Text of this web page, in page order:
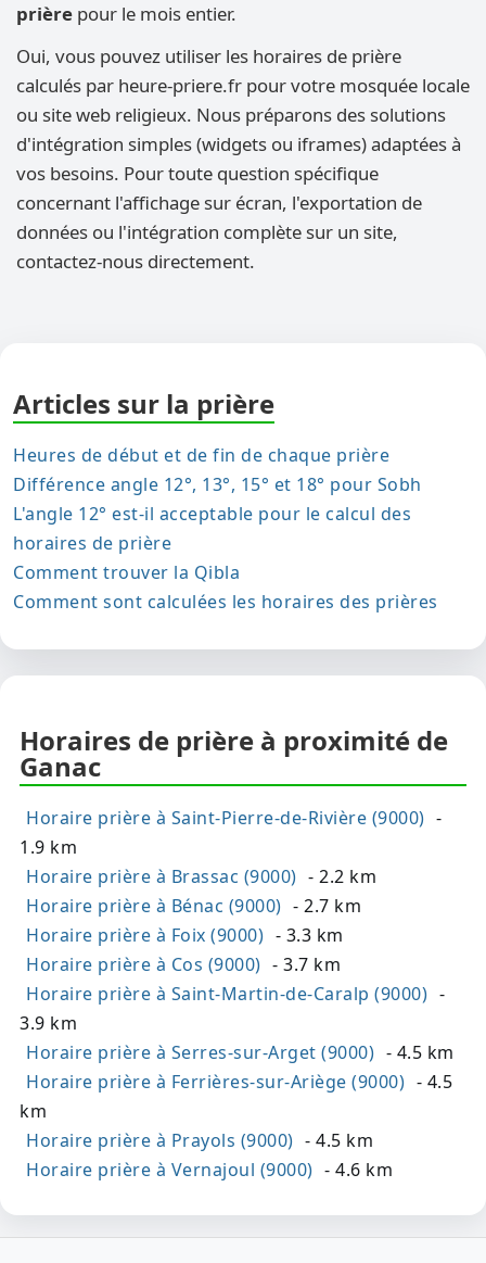
prière pour le mois entier.
Oui, vous pouvez utiliser les horaires de prière
calculés par heure-priere.fr pour votre mosquée locale
ou site web religieux. Nous préparons des solutions
d'intégration simples (widgets ou iframes) adaptées à
vos besoins. Pour toute question spécifique
concernant l'affichage sur écran, l'exportation de
données ou l'intégration complète sur un site,
contactez-nous directement.
Articles sur la prière
Heures de début et de fin de chaque prière
Différence angle 12°, 13°, 15° et 18° pour Sobh
L'angle 12° est-il acceptable pour le calcul des
horaires de prière
Comment trouver la Qibla
Comment sont calculées les horaires des prières
Horaires de prière à proximité de
Ganac
Horaire prière à Saint-Pierre-de-Rivière (9000) -
1.9 km
Horaire prière à Brassac (9000) - 2.2 km
Horaire prière à Bénac (9000) - 2.7 km
Horaire prière à Foix (9000) - 3.3 km
Horaire prière à Cos (9000) - 3.7 km
Horaire prière à Saint-Martin-de-Caralp (9000) -
3.9 km
Horaire prière à Serres-sur-Arget (9000) - 4.5 km
Horaire prière à Ferrières-sur-Ariège (9000) - 4.5
km
Horaire prière à Prayols (9000) - 4.5 km
Horaire prière à Vernajoul (9000) - 4.6 km